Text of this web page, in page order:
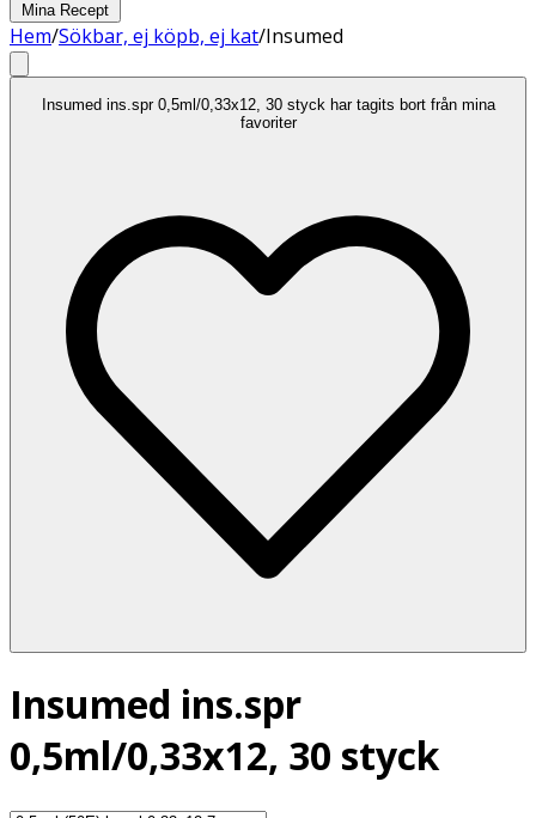
Mina Recept
Hem/Sökbar, ej köpb, ej kat/Insumed
Insumed ins.spr 0,5ml/0,33x12, 30 styck har tagits bort från mina
favoriter
Insumed ins.spr
0,5ml/0,33x12, 30 styck